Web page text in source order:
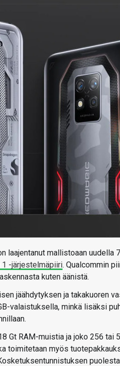
laajentanut mallistoaan uudella
1 -järjestelmäpiiri. Qualcommin
kuten äänistä.
jäähdytyksen ja takakuoren
valaistuksella, minkä lisäksi
Gt RAM-muistia ja joko 256 tai
toimitetaan myös